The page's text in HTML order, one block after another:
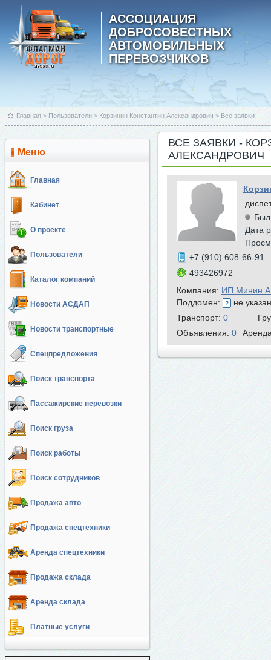
АССОЦИАЦИЯ
ДОБРОСОВЕСТНЫХ
АВТОМОБИЛЬНЫХ
ПЕРЕВОЗЧИКОВ
Главная > Пользователи > Корзинин Константин Александрович > Все заявки
Меню
Главная
Кабинет
О проекте
Пользователи
Каталог компаний
Новости АСДАП
Новости транспортные
Спецпредложения
Поиск транспорта
Пассажирские перевозки
Поиск груза
Поиск работы
Поиск сотрудников
Продажа авто
Продажа спецтехники
Аренда спецтехники
Продажа склада
Аренда склада
Платные услуги
ВСЕ ЗАЯВКИ -
АЛЕКСАНДРОВИЧ
Был
Дата
+7 (910) 608-66-91
493426972
Компания: ИП Минин
Поддомен:
не
Транспорт: 0
Объявления: 0